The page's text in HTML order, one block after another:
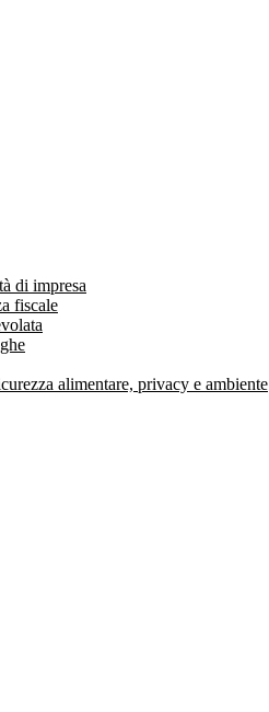
di impresa
fiscale
alimentare, privacy e ambiente